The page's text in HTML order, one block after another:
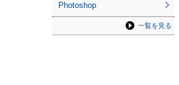
Photoshop
一覧を見る